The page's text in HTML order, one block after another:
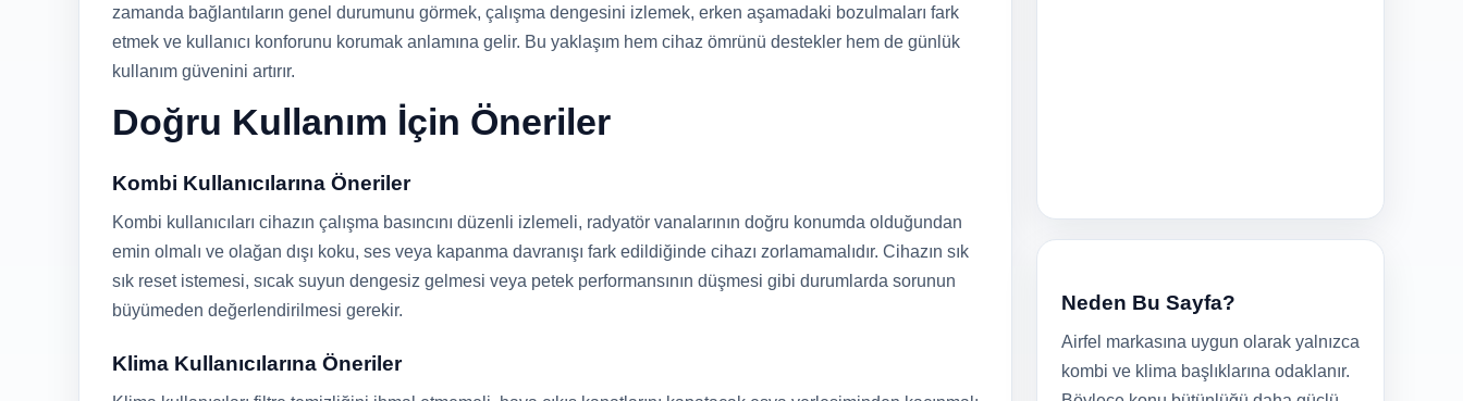
zamanda bağlantıların genel durumunu görmek, çalışma dengesini izlemek, erken aşamadaki bozulmaları fark
etmek ve kullanıcı konforunu korumak anlamına gelir. Bu yaklaşım hem cihaz ömrünü destekler hem de günlük
kullanım güvenini artırır.
Doğru Kullanım İçin Öneriler
Kombi Kullanıcılarına Öneriler
Kombi kullanıcıları cihazın çalışma basıncını düzenli izlemeli, radyatör vanalarının doğru konumda olduğundan
emin olmalı ve olağan dışı koku, ses veya kapanma davranışı fark edildiğinde cihazı zorlamamalıdır. Cihazın sık
sık reset istemesi, sıcak suyun dengesiz gelmesi veya petek performansının düşmesi gibi durumlarda sorunun
büyümeden değerlendirilmesi gerekir.
Klima Kullanıcılarına Öneriler
Neden Bu Sayfa?
Airfel markasına uygun olarak yalnızca
kombi ve klima başlıklarına odaklanır.